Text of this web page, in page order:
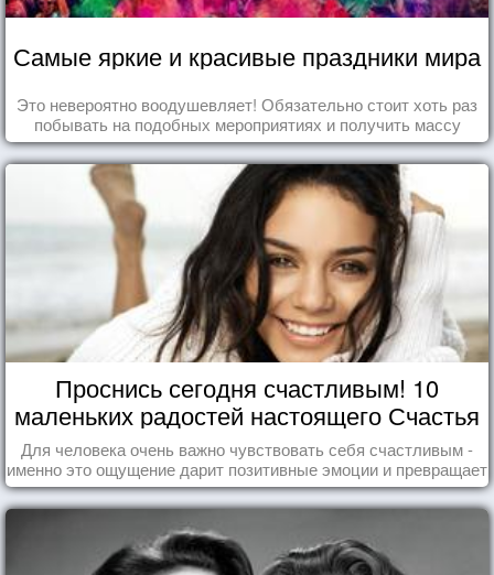
Самые яркие и красивые праздники мира
Это невероятно воодушевляет! Обязательно стоит хоть раз
побывать на подобных мероприятиях и получить массу
впечатлений!
Проснись сегодня счастливым! 10
маленьких радостей настоящего Счастья
Для человека очень важно чувствовать себя счастливым -
именно это ощущение дарит позитивные эмоции и превращает
каждый день в маленький праздник.